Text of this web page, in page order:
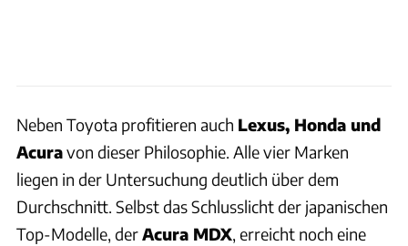
Neben Toyota profitieren auch Lexus, Honda und
Acuravon dieser Philosophie. Alle vier Marken
liegen in der Untersuchung deutlich über dem
Durchschnitt. Selbst das Schlusslicht der japanischen
Top-Modelle, derAcura MDX, erreicht noch eine